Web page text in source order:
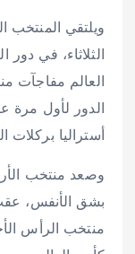
ويلتقي المنتخب
العالم مفاجآت
الدور لأول مرة
أستراليا بركلات
منتخب الرأس